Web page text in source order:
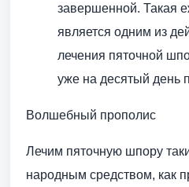
завершенной. Такая
является одним из
лечения пяточной
уже на десятый день
Волшебный прополис
Лечим пяточную шпору
народным средством, как